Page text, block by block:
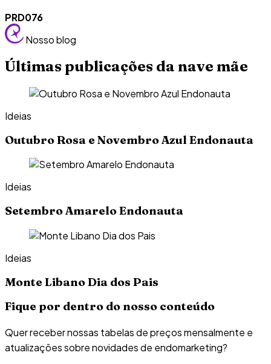
PRD076
Nosso blog
Últimas publicações da nave mãe
Ideias
Outubro Rosa e Novembro Azul Endonauta
Ideias
Setembro Amarelo Endonauta
Ideias
Monte Libano Dia dos Pais
Fique por dentro do nosso conteúdo
Quer receber nossas tabelas de preços mensalmente e
atualizações sobre novidades de endomarketing?